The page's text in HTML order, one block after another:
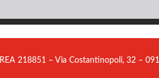
218851 – Via Costantinopoli, 32 –